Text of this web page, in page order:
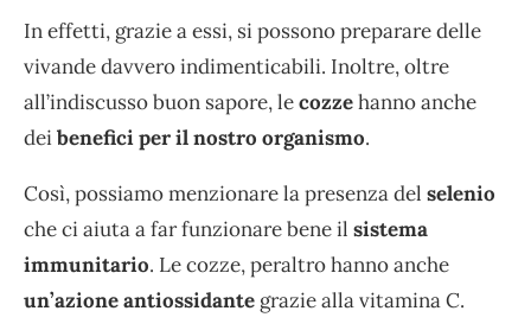
In effetti, grazie a essi, si possono preparare delle
vivande davvero indimenticabili. Inoltre, oltre
all’indiscusso buon sapore, lecozzehanno anche
deibenefici per il nostro organismo.
Così, possiamo menzionare la presenza del selenio
che ci aiuta a far funzionare bene il sistema
immunitario. Le cozze, peraltro hanno anche
un’azione antiossidante grazie alla vitamina C.